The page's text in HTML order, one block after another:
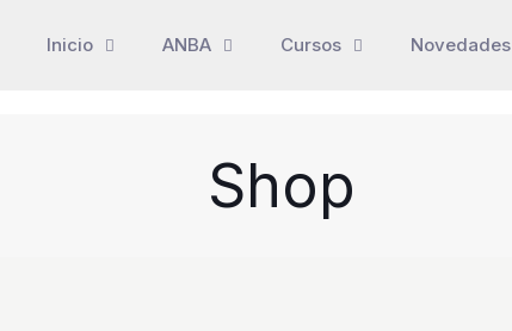
Inicio ANBA Cursos Novedades
Shop